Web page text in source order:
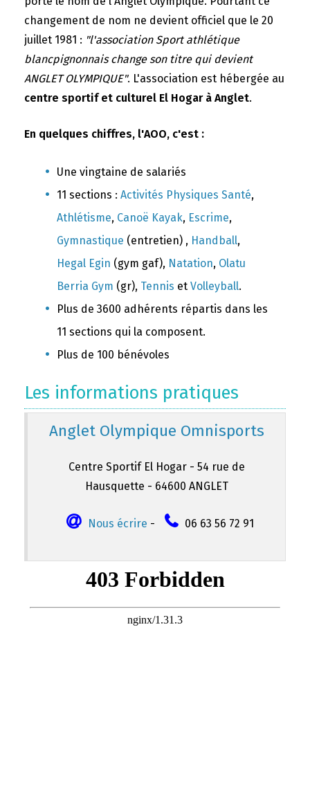
changement de nom ne devient officiel que le 20
juillet 1981 : "l'association Sport athlétique
blancpignonnais change son titre qui devient
ANGLET OLYMPIQUE". L'association est hébergée au
centre sportif et culturel El Hogar à Anglet.
En quelques chiffres, l'AOO, c'est :
Une vingtaine de salariés
11 sections : Activités Physiques Santé,
Athlétisme, Canoë Kayak, Escrime,
Gymnastique (entretien) , Handball,
Hegal Egin (gym gaf), Natation, Olatu
Berria Gym (gr), Tennis et Volleyball.
Plus de 3600 adhérents répartis dans les
11 sections qui la composent.
Plus de 100 bénévoles
Les informations pratiques
Anglet Olympique Omnisports
Centre Sportif El Hogar - 54 rue de
Hausquette - 64600 ANGLET
Nous écrire - 06 63 56 72 91